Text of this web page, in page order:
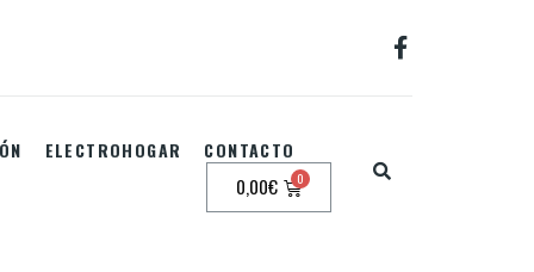
ELECTROHOGAR CONTACTO
0,00€